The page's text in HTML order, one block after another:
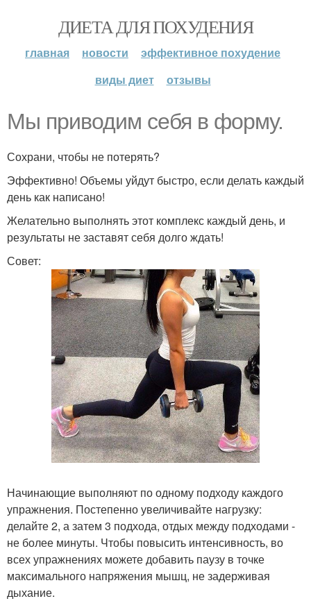
ДИЕТА ДЛЯ ПОХУДЕНИЯ
главная новости
эффективное похудение
виды диет
отзывы
Мы приводим себя в форму.
Сохрани, чтобы не потерять?
Эффективно! Объемы уйдут быстро, если делать каждый
день как написано!
Желательно выполнять этот комплекс каждый день, и
результаты не заставят себя долго ждать!
Совет:
Начинающие выполняют по одному подходу каждого
упражнения. Постепенно увеличивайте нагрузку:
делайте 2, а затем 3 подхода, отдых между подходами -
не более минуты. Чтобы повысить интенсивность, во
всех упражнениях можете добавить паузу в точке
максимального напряжения мышц, не задерживая
дыхание.